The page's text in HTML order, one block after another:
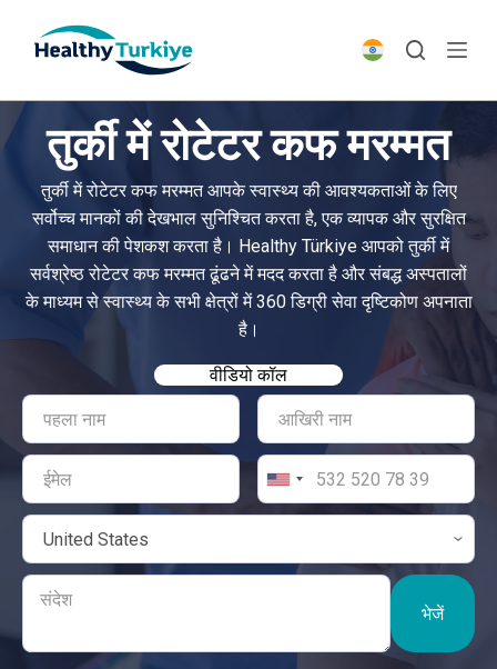
p
o
e
तुर्की में रोटेटर कफ मरम्मत
तुर्की में रोटेटर कफ मरम्मत आपके स्वास्थ्य की आवश्यकताओं के लिए
सर्वोच्च मानकों की देखभाल सुनिश्चित करता है, एक व्यापक और सुरक्षित
समाधान की पेशकश करता है। Healthy Türkiye आपको तुर्की में
सर्वश्रेष्ठ रोटेटर कफ मरम्मत ढूंढने में मदद करता है और संबद्ध अस्पतालों
के माध्यम से स्वास्थ्य के सभी क्षेत्रों में 360 डिग्री सेवा दृष्टिकोण अपनाता
है।
वीडियो कॉल
भेजें